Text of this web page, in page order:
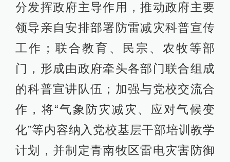
分发挥政府主导作用，推动政府主要
领导亲自安排部署防雷减灾科普宣传
工作；联合教育、民宗、农牧等部
门，形成由政府牵头各部门联合组成
的科普宣讲队伍；加强与党校交流合
作，将“气象防灾减灾、应对气候变
化”等内容纳入党校基层干部培训教学
计划，并制定青南牧区雷电灾害防御